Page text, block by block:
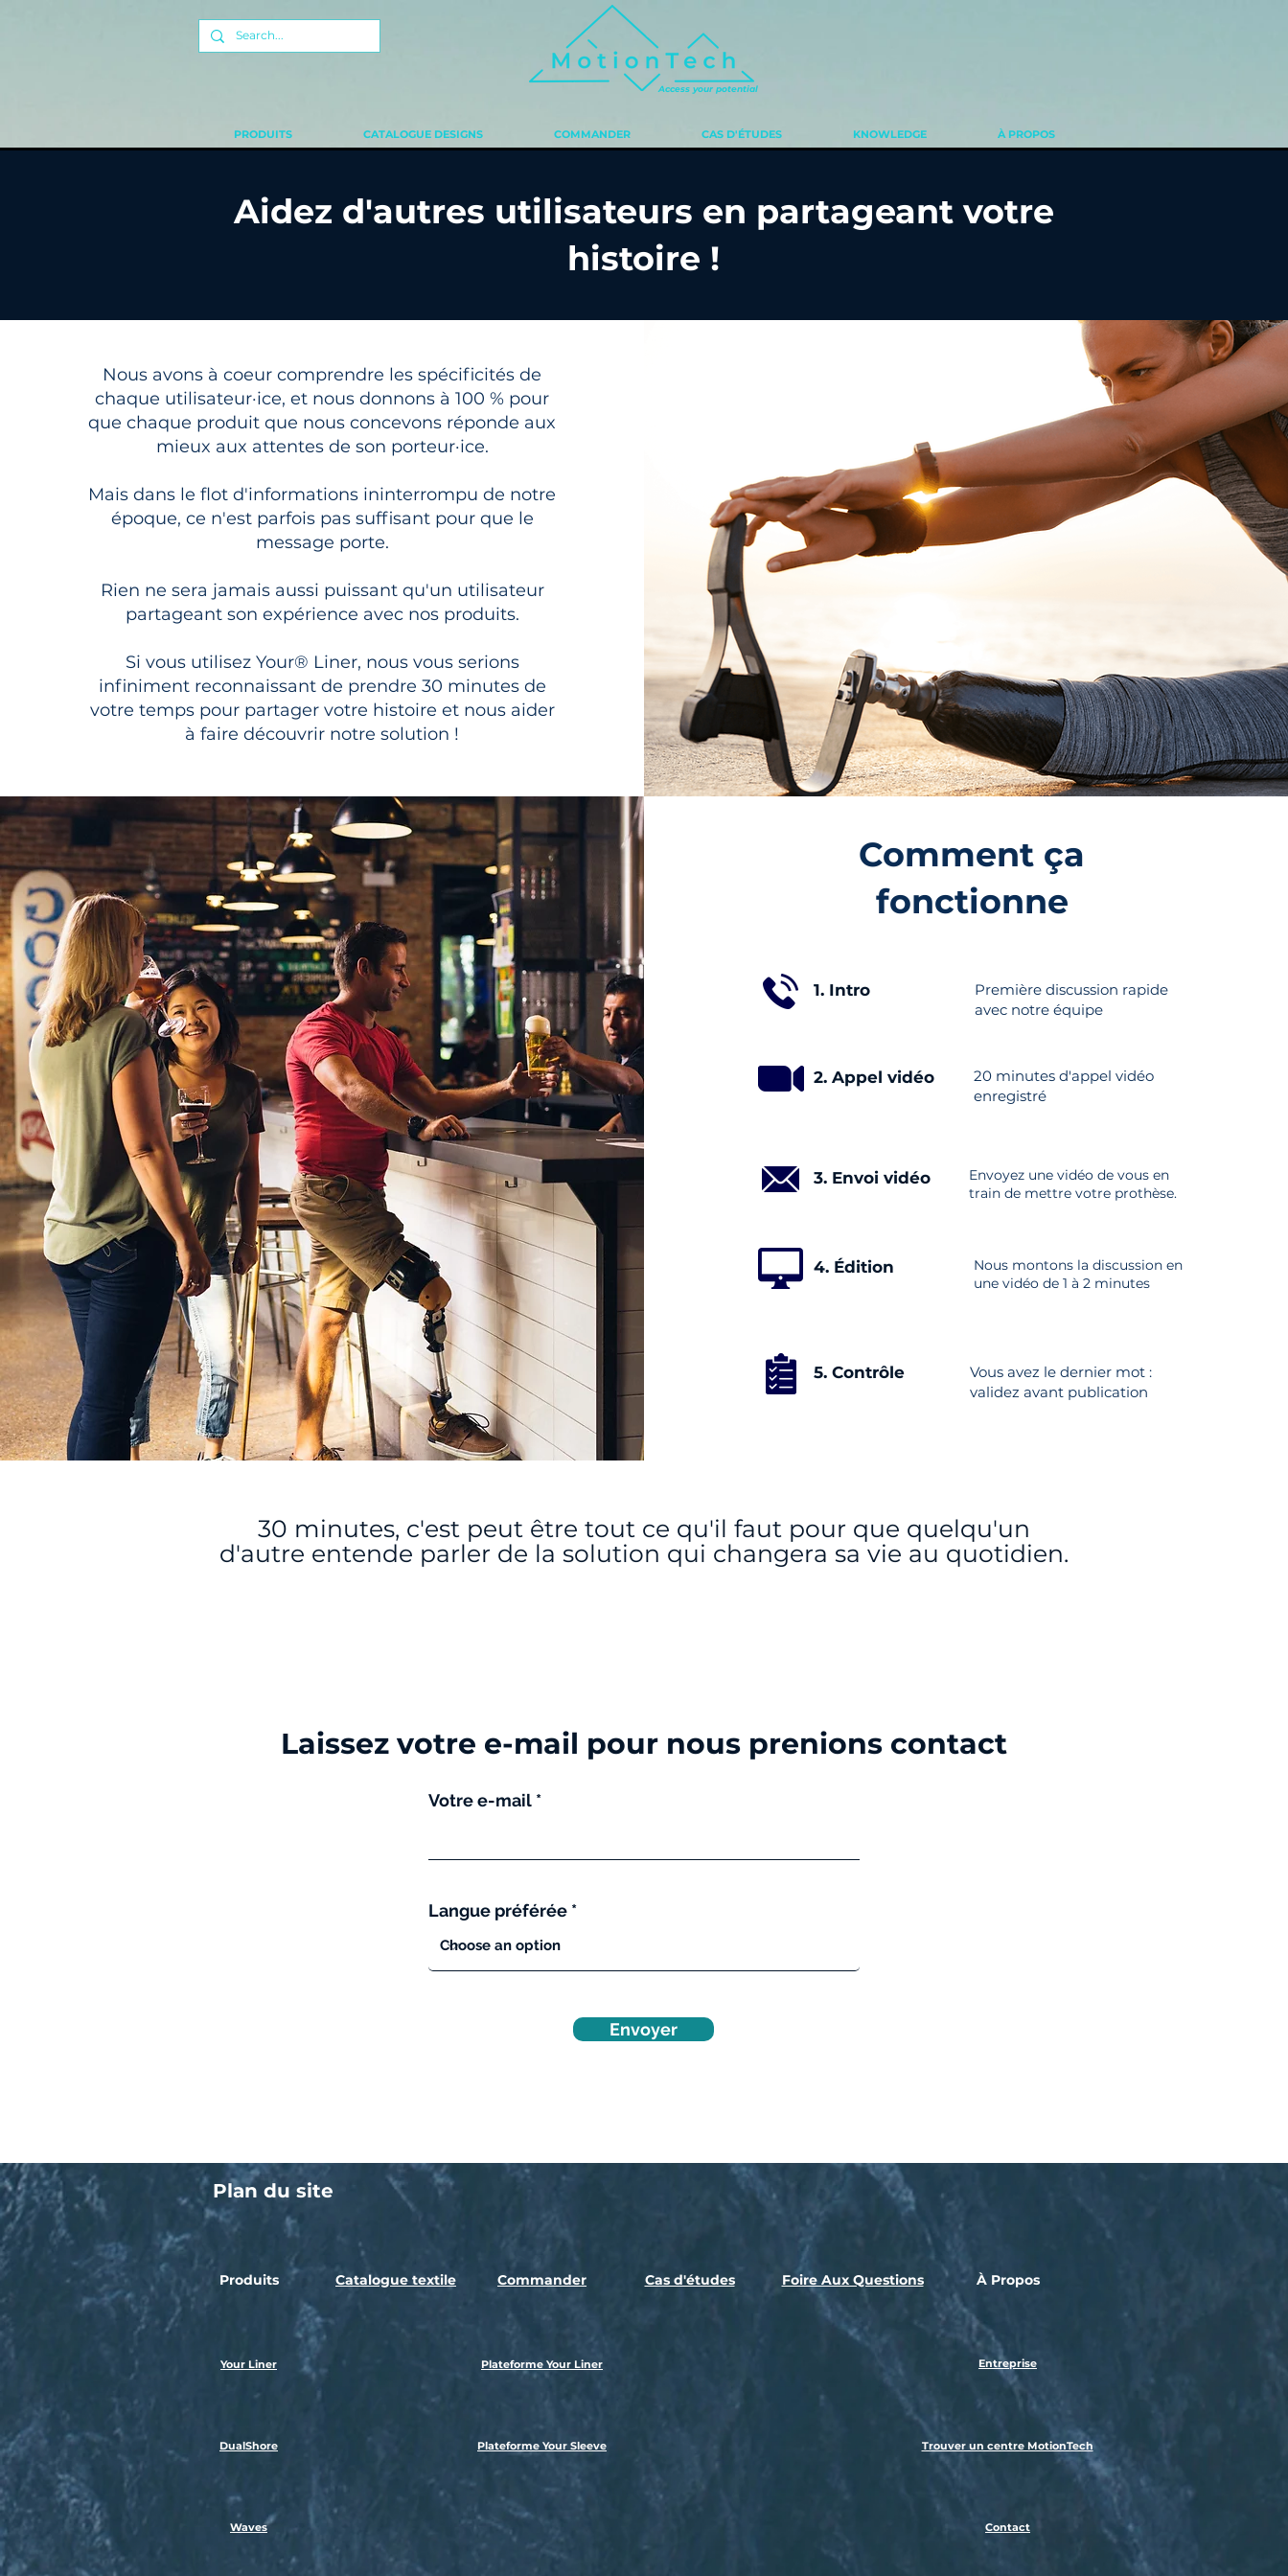
Access your potential
PRODUITS CATALOGUE DESIGNS COMMANDER CAS D'ÉTUDES KNOWLEDGE À PROPOS
Aidez d'autres utilisateurs en partageant votre
histoire !
Nous avons à coeur comprendre les spécificités de
chaque utilisateur·ice, et nous donnons à 100 % pour
que chaque produit que nous concevons réponde aux
mieux aux attentes de son porteur·ice.
Mais dans le flot d'informations ininterrompu de notre
époque, ce n'est parfois pas suffisant pour que le
message porte.
Rien ne sera jamais aussi puissant qu'un utilisateur
partageant son expérience avec nos produits.
Si vous utilisez Your® Liner, nous vous serions
infiniment reconnaissant de prendre 30 minutes de
votre temps pour partager votre histoire et nous aider
à faire découvrir notre solution !
Comment ça
fonctionne
1. Intro
Première discussion rapide
avec notre équipe
2. Appel vidéo
20 minutes d'appel vidéo
enregistré
3. Envoi vidéo
Envoyez une vidéo de vous en
train de mettre votre prothèse.
4. Édition
Nous montons la discussion en
une vidéo de 1 à 2 minutes
5. Contrôle
Vous avez le dernier mot :
validez avant publication
30 minutes, c'est peut être tout ce qu'il faut pour que quelqu'un
d'autre entende parler de la solution qui changera sa vie au quotidien.
Laissez votre e-mail pour nous prenions contact
Votre e-mail
Langue préférée
Envoyer
Plan du site
Produits Catalogue textile Commander Cas d'études
Your Liner
DualShore
Plateforme Your Liner
Plateforme Your Sleeve
Waves
Foire Aux Questions ​À Propos
Entreprise
Trouver un centre MotionTech
Contact